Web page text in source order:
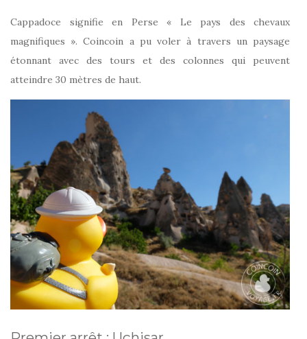
Cappadoce signifie en Perse « Le pays des chevaux
magnifiques ». Coincoin a pu voler à travers un paysage
étonnant avec des tours et des colonnes qui peuvent
atteindre 30 mètres de haut.